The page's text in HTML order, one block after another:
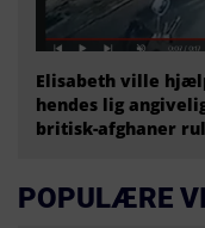
Elisabeth ville
hendes lig
britisk-afghaner
POPULÆRE